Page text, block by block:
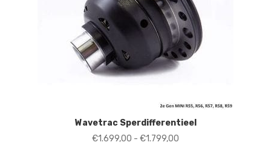
Wavetrac Sperdifferentieel
€1.699,00 - €1.799,00